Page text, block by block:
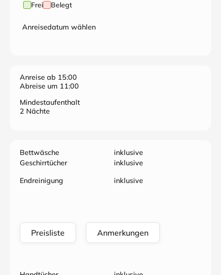
Frei Belegt
Anreisedatum wählen
Anreise ab 15:00
Abreise um 11:00
Mindestaufenthalt
2 Nächte
Bettwäsche
inklusive
Geschirrtücher
inklusive
Endreinigung
inklusive
Preisliste Anmerkungen